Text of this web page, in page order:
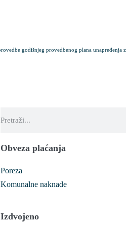
godišnjeg provedbenog plana unapređenja
Obveza plaćanja
Poreza
Komunalne naknade
Izdvojeno